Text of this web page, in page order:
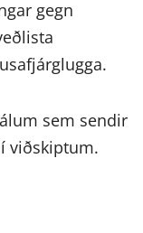
gegn
sem sendir
viðskiptum.